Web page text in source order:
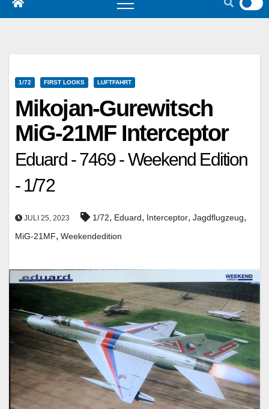
1/72 FIRST LOOKS LUFTFAHRT
Mikojan-Gurewitsch
MiG-21MF Interceptor
Eduard - 7469 - Weekend Edition
- 1/72
JULI 25, 2023 1/72, Eduard, Interceptor, Jagdflugzeug,
MiG-21MF, Weekendedition